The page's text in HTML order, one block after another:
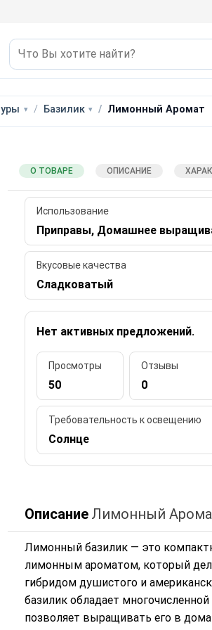
Базилик Лимонный Аромат
О ТОВАРЕ ОПИСАНИЕ
Использование
Приправы, Домашнее
Вкусовые качества
Сладковатый
Нет активных предложений.
Просмотры
50
Отзывы
0
Требовательность к освещению
Солнце
Описание Лимонный
Лимонный базилик — это
лимонным ароматом, который
гибридом душистого и
базилик обладает
позволяет выращивать его в